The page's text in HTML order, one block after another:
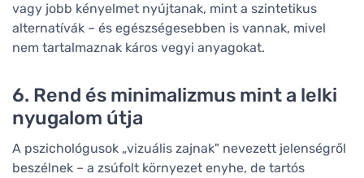
vagy jobb kényelmet nyújtanak, mint a szintetikus
alternatívák – és egészségesebben is vannak, mivel
nem tartalmaznak káros vegyi anyagokat.
6. Rend és minimalizmus mint a lelki
nyugalom útja
A pszichológusok „vizuális zajnak" nevezett jelenségről
beszélnek – a zsúfolt környezet enyhe, de tartós